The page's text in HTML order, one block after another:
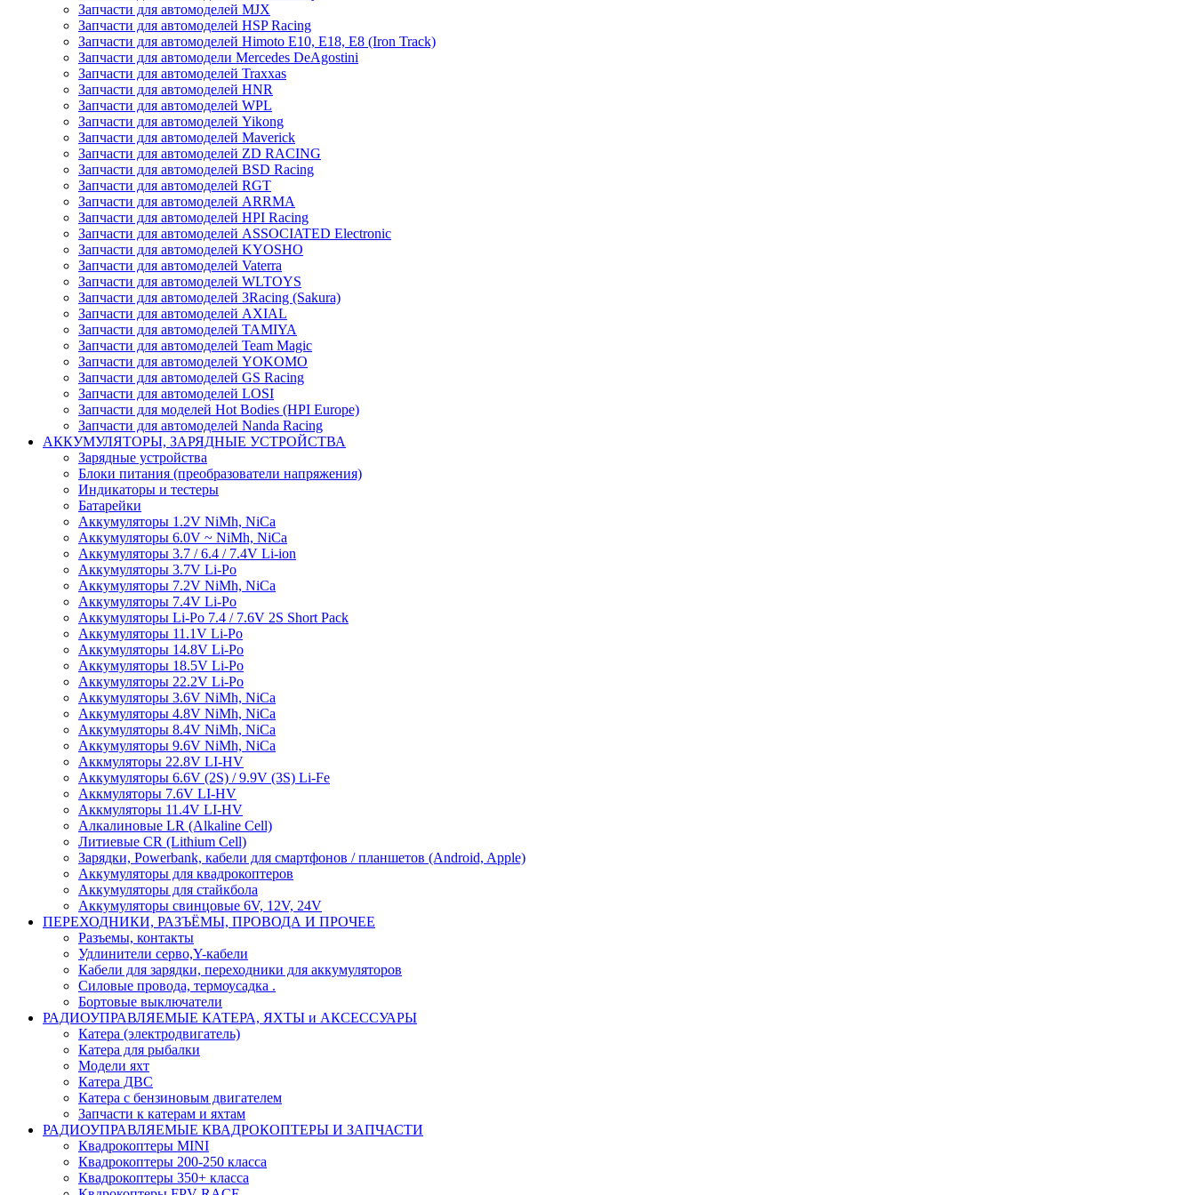
Запчасти для автомоделей MJX
Запчасти для автомоделей HSP Racing
Запчасти для автомоделей Himoto E10, E18, E8 (Iron Track)
Запчасти для автомодели Mercedes DeAgostini
Запчасти для автомоделей Traxxas
Запчасти для автомоделей HNR
Запчасти для автомоделей WPL
Запчасти для автомоделей Yikong
Запчасти для автомоделей Maverick
Запчасти для автомоделей ZD RACING
Запчасти для автомоделей BSD Racing
Запчасти для автомоделей RGT
Запчасти для автомоделей ARRMA
Запчасти для автомоделей HPI Racing
Запчасти для автомоделей ASSOCIATED Electronic
Запчасти для автомоделей KYOSHO
Запчасти для автомоделей Vaterra
Запчасти для автомоделей WLTOYS
Запчасти для автомоделей 3Racing (Sakura)
Запчасти для автомоделей AXIAL
Запчасти для автомоделей TAMIYA
Запчасти для автомоделей Team Magic
Запчасти для автомоделей YOKOMO
Запчасти для автомоделей GS Racing
Запчасти для автомоделей LOSI
Запчасти для моделей Hot Bodies (HPI Europe)
Запчасти для автомоделей Nanda Racing
АККУМУЛЯТОРЫ, ЗАРЯДНЫЕ УСТРОЙСТВА
Зарядные устройства
Блоки питания (преобразователи напряжения)
Индикаторы и тестеры
Батарейки
Аккумуляторы 1.2V NiMh, NiCa
Аккумуляторы 6.0V ~ NiMh, NiCa
Аккумуляторы 3.7 / 6.4 / 7.4V Li-ion
Аккумуляторы 3.7V Li-Po
Аккумуляторы 7.2V NiMh, NiCa
Аккумуляторы 7.4V Li-Po
Аккумуляторы Li-Po 7.4 / 7.6V 2S Short Pack
Аккумуляторы 11.1V Li-Po
Аккумуляторы 14.8V Li-Po
Аккумуляторы 18.5V Li-Po
Аккумуляторы 22.2V Li-Po
Аккумуляторы 3.6V NiMh, NiCa
Аккумуляторы 4.8V NiMh, NiCa
Аккумуляторы 8.4V NiMh, NiCa
Аккумуляторы 9.6V NiMh, NiCa
Аккмуляторы 22.8V LI-HV
Аккумуляторы 6.6V (2S) / 9.9V (3S) Li-Fe
Аккмуляторы 7.6V LI-HV
Аккмуляторы 11.4V LI-HV
Алкалиновые LR (Alkaline Cell)
Литиевые CR (Lithium Сell)
Зарядки, Powerbank, кабели для смартфонов / планшетов (Android, Apple)
Аккумуляторы для квадрокоптеров
Аккумуляторы для стайкбола
Аккумуляторы свинцовые 6V, 12V, 24V
ПЕРЕХОДНИКИ, РАЗЪЁМЫ, ПРОВОДА И ПРОЧЕЕ
Разъемы, контакты
Удлинители серво,Y-кабели
Кабели для зарядки, переходники для аккумуляторов
Силовые провода, термоусадка .
Бортовые выключатели
РАДИОУПРАВЛЯЕМЫЕ КАТЕРА, ЯХТЫ и АКСЕССУАРЫ
Катера (электродвигатель)
Катера для рыбалки
Модели яхт
Катера ДВС
Катера с бензиновым двигателем
Запчасти к катерам и яхтам
РАДИОУПРАВЛЯЕМЫЕ КВАДРОКОПТЕРЫ И ЗАПЧАСТИ
Квадрокоптеры MINI
Квадрокоптеры 200-250 класса
Квадрокоптеры 350+ класса